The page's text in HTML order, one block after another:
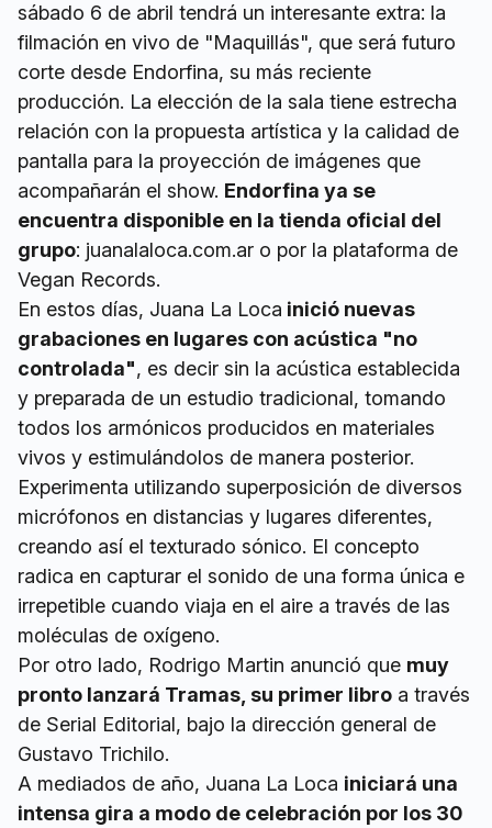
sábado 6 de abril tendrá un interesante extra: la
filmación en vivo de "Maquillás", que será futuro
corte desde Endorfina, su más reciente
producción. La elección de la sala tiene estrecha
relación con la propuesta artística y la calidad de
pantalla para la proyección de imágenes que
acompañarán el show. Endorfina ya se
encuentra disponible en la tienda oficial del
grupo: juanalaloca.com.ar o por la plataforma de
Vegan Records.
En estos días, Juana La Loca inició nuevas
grabaciones en lugares con acústica "no
controlada", es decir sin la acústica establecida
y preparada de un estudio tradicional, tomando
todos los armónicos producidos en materiales
vivos y estimulándolos de manera posterior.
Experimenta utilizando superposición de diversos
micrófonos en distancias y lugares diferentes,
creando así el texturado sónico. El concepto
radica en capturar el sonido de una forma única e
irrepetible cuando viaja en el aire a través de las
moléculas de oxígeno.
Por otro lado, Rodrigo Martin anunció que muy
pronto lanzará Tramas, su primer libro a través
de Serial Editorial, bajo la dirección general de
Gustavo Trichilo.
A mediados de año, Juana La Loca iniciará una
intensa gira a modo de celebración por los 30